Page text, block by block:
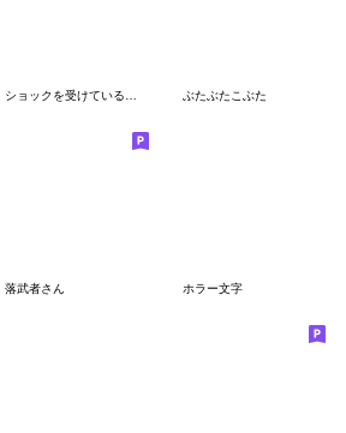
ぶたぶたこぶた
落武者さん ホラー文字